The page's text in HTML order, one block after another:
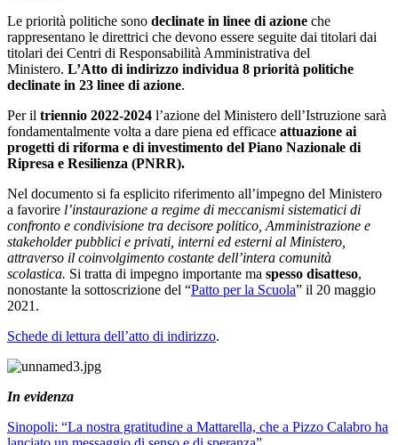
Le priorità politiche sono declinate in linee di azione che
rappresentano le direttrici che devono essere seguite dai titolari dai
titolari dei Centri di Responsabilità Amministrativa del
Ministero. L’Atto di indirizzo individua 8 priorità politiche
declinate in 23 linee di azione.
Per il triennio 2022-2024 l’azione del Ministero dell’Istruzione sarà
fondamentalmente volta a dare piena ed efficace attuazione ai
progetti di riforma e di investimento del Piano Nazionale di
Ripresa e Resilienza (PNRR).
Nel documento si fa esplicito riferimento all’impegno del Ministero
a favorire l’instaurazione a regime di meccanismi sistematici di
confronto e condivisione tra decisore politico, Amministrazione e
stakeholder pubblici e privati, interni ed esterni al Ministero,
attraverso il coinvolgimento costante dell’intera comunità
scolastica. Si tratta di impegno importante ma spesso disatteso,
nonostante la sottoscrizione del “Patto per la Scuola” il 20 maggio
2021.
Schede di lettura dell’atto di indirizzo.
In evidenza
Sinopoli: “La nostra gratitudine a Mattarella, che a Pizzo Calabro ha